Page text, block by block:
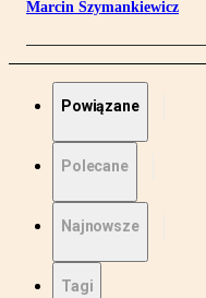
Marcin Szymankiewicz
Powiązane
Polecane
Najnowsze
Tagi